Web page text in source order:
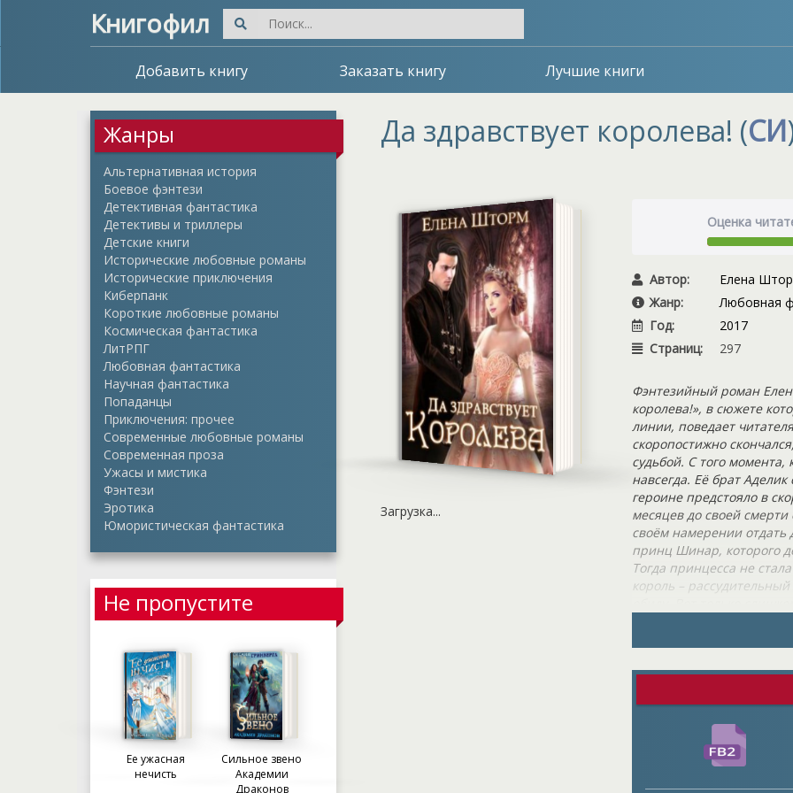
Книгофил
Добавить книгу Заказать книгу Лучшие книги
Жанры
Альтернативная история
Боевое фэнтези
Детективная фантастика
Детективы и триллеры
Детские книги
Исторические любовные романы
Исторические приключения
Киберпанк
Короткие любовные романы
Космическая фантастика
ЛитРПГ
Любовная фантастика
Научная фантастика
Попаданцы
Приключения: прочее
Современные любовные романы
Современная проза
Ужасы и мистика
Фэнтези
Эротика
Юмористическая фантастика
Не пропустите
Ее ужасная
нечисть
Сильное звено
Академии
Драконов
Да здравствует королева! (СИ
Загрузка...
Оценка
Автор:
Елена
Жанр:
Любовная
Год:
2017
Страниц:
297
Фэнтезийный роман
королева!», в сюжете
линии, поведает
скоропостижно
судьбой. С того
навсегда. Её брат
героине предстояло в
месяцев до своей
своём намерении отдать
принц Шинар, которого
Тогда принцесса не
король –
сразу же объявился в
Лиата всегда понимала,
значит, вынуждена
государства Литании. С
хорошей женой, но она
первого желающего, да
надменным человеком,